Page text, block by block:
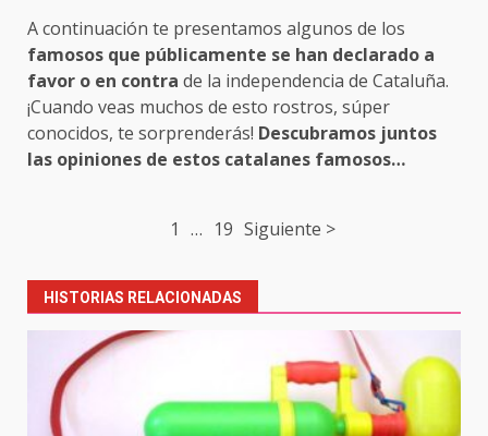
A continuación te presentamos algunos de los
famosos que públicamente se han declarado a
favor o en contra de la independencia de Cataluña.
¡Cuando veas muchos de esto rostros, súper
conocidos, te sorprenderás! Descubramos juntos
las opiniones de estos catalanes famosos…
1 … 19 Siguiente >
HISTORIAS RELACIONADAS